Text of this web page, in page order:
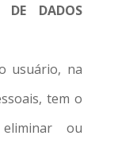
DE DADOS
usuário, na
tem o
ou